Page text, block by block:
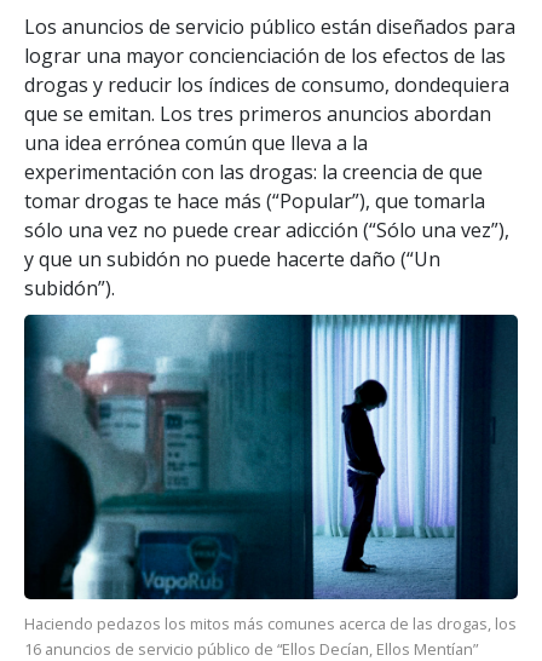
Los anuncios de servicio público están diseñados para
lograr una mayor concienciación de los efectos de las
drogas y reducir los índices de consumo, dondequiera
que se emitan. Los tres primeros anuncios abordan
una idea errónea común que lleva a la
experimentación con las drogas: la creencia de que
tomar drogas te hace más (“Popular”), que tomarla
sólo una vez no puede crear adicción (“Sólo una vez”),
y que un subidón no puede hacerte daño (“Un
subidón”).
Haciendo pedazos los mitos más comunes acerca de las drogas, los
16 anuncios de servicio público de “Ellos Decían, Ellos Mentían”